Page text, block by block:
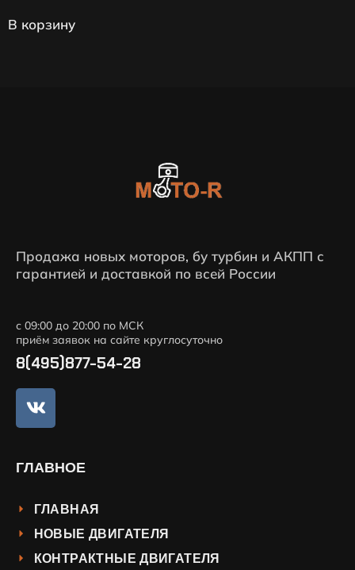
В корзину
Продажа новых моторов, бу турбин и АКПП с
гарантией и доставкой по всей России
с 09:00 до 20:00 по МСК
приём заявок на сайте круглосуточно
8(495)877-54-28
ГЛАВНОЕ
ГЛАВНАЯ
НОВЫЕ ДВИГАТЕЛЯ
КОНТРАКТНЫЕ ДВИГАТЕЛЯ